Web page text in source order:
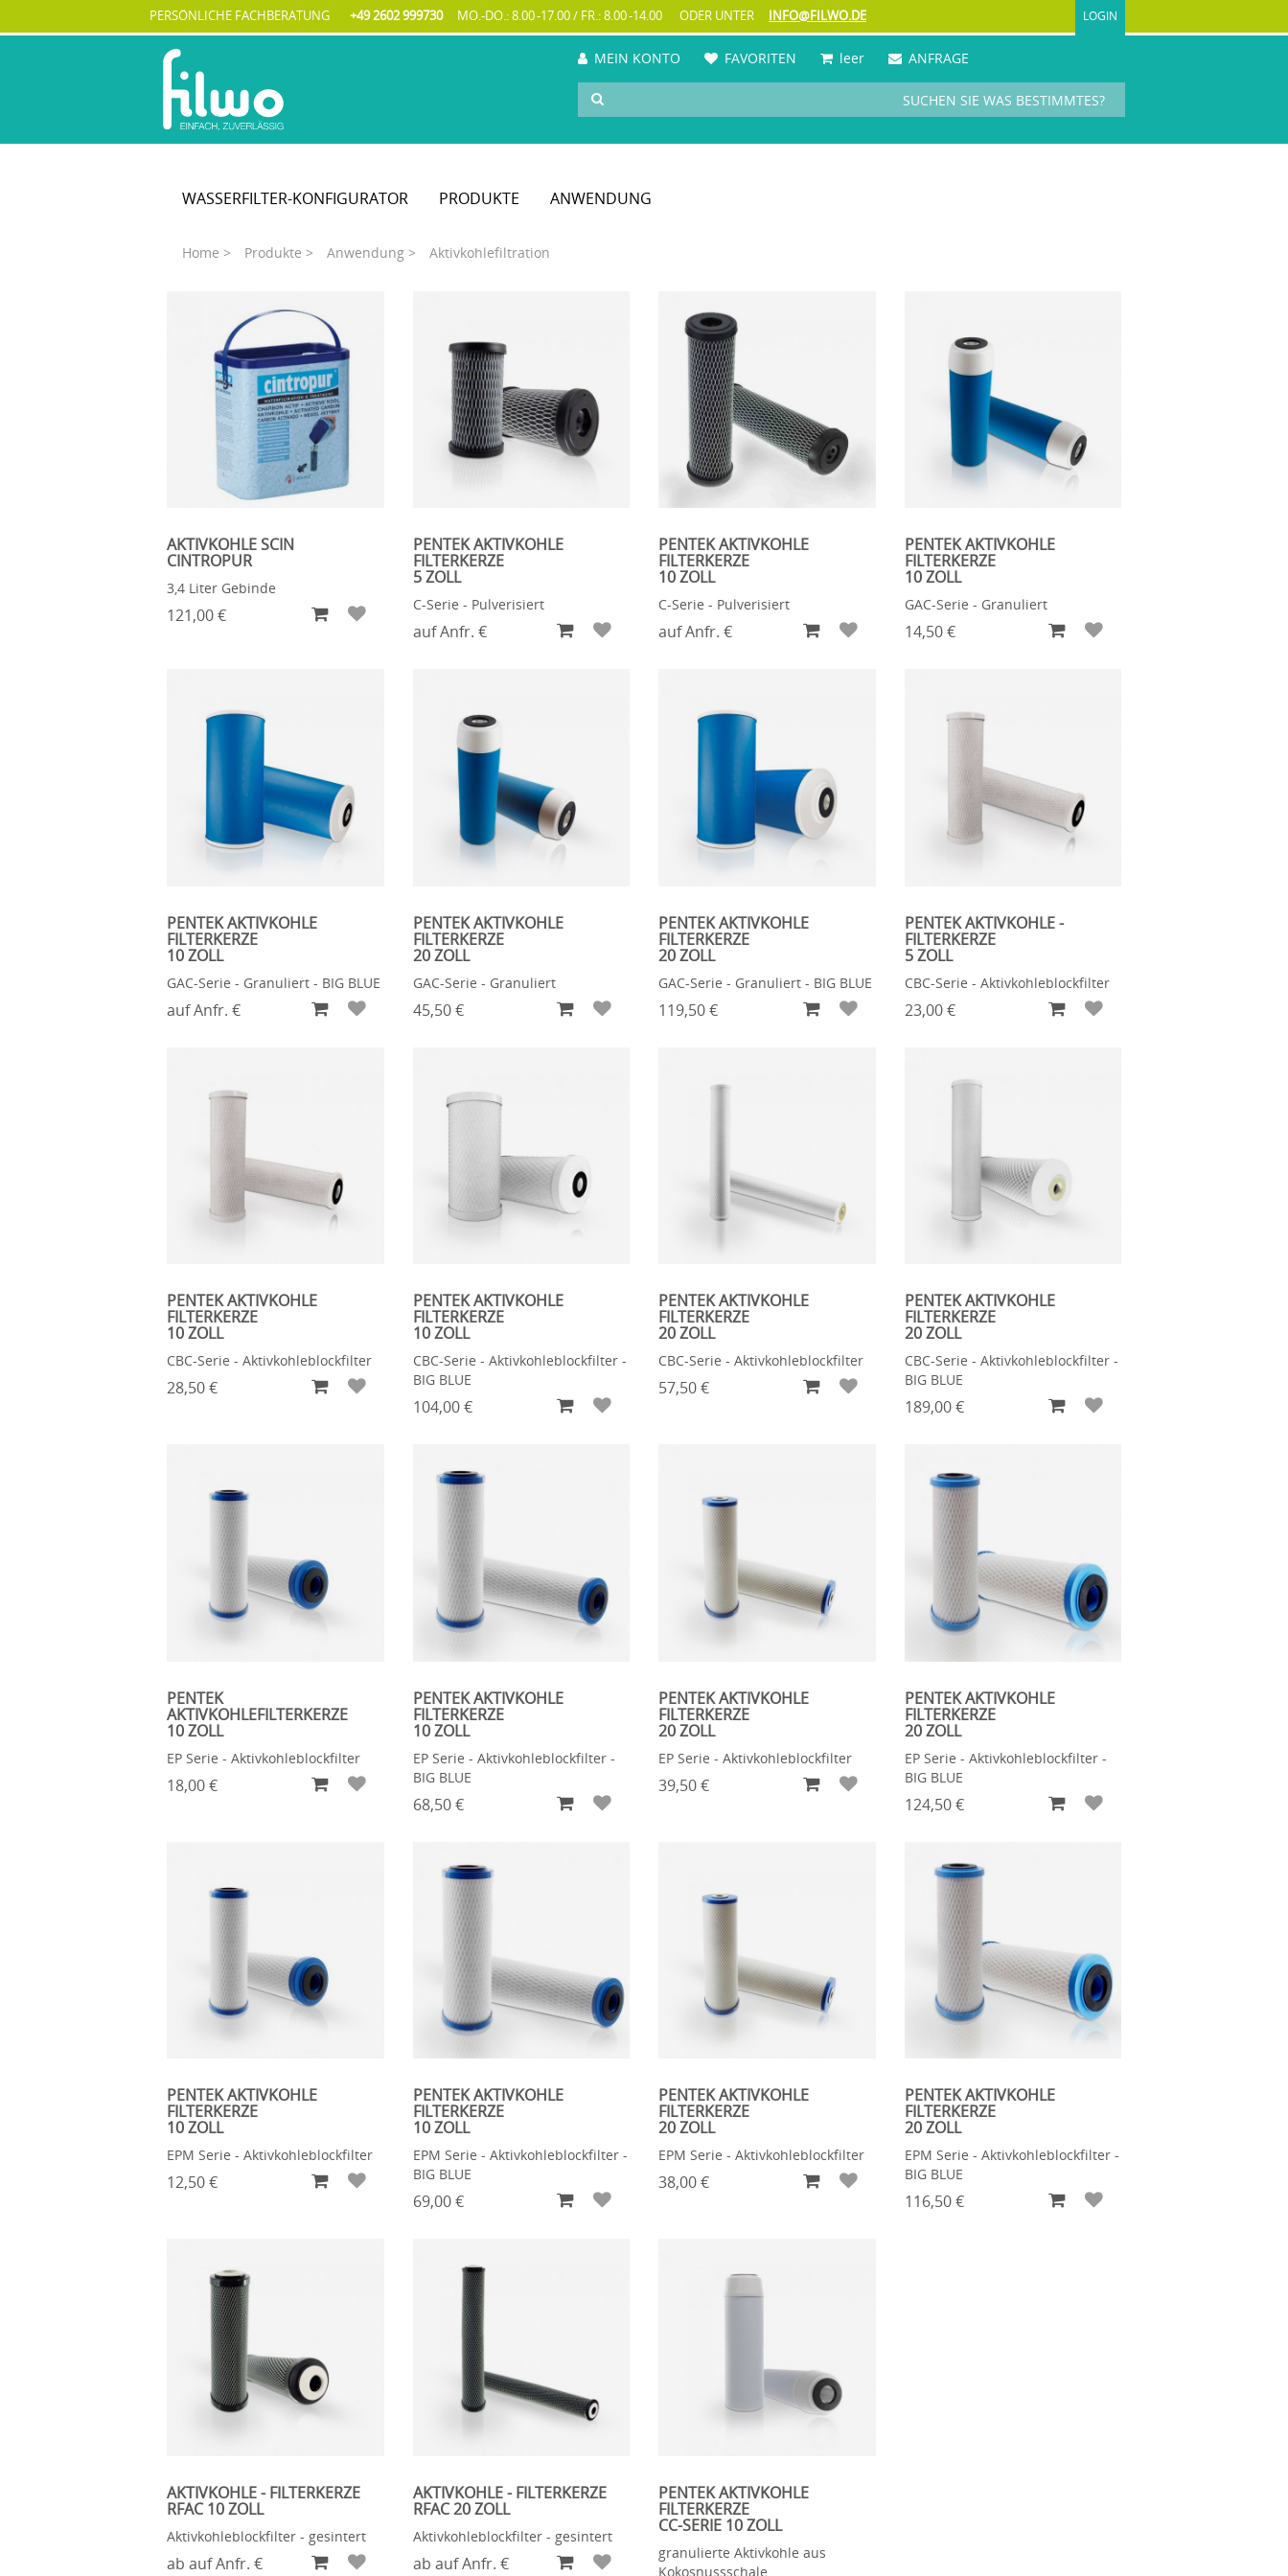
PERSÖNLICHE FACHBERATUNG +49 2602 999730 MO.-DO.: 8.00 -17.00 / FR.: 8.00 -14.00 ODER UNTER INFO@FILWO.DE LOGIN
MEIN KONTO FAVORITEN leer ANFRAGE
WASSERFILTER-KONFIGURATOR PRODUKTE ANWENDUNG
Home > Produkte > Anwendung > Aktivkohlefiltration
AKTIVKOHLE SCIN
CINTROPUR
3,4 Liter Gebinde
121,00 €
PENTEK AKTIVKOHLE
FILTERKERZE
5 ZOLL
C-Serie - Pulverisiert
auf Anfr. €
PENTEK AKTIVKOHLE
FILTERKERZE
10 ZOLL
C-Serie - Pulverisiert
auf Anfr. €
PENTEK AKTIVKOHLE
FILTERKERZE
10 ZOLL
GAC-Serie - Granuliert
14,50 €
PENTEK AKTIVKOHLE
FILTERKERZE
10 ZOLL
GAC-Serie - Granuliert - BIG BLUE
auf Anfr. €
PENTEK AKTIVKOHLE
FILTERKERZE
20 ZOLL
GAC-Serie - Granuliert
45,50 €
PENTEK AKTIVKOHLE
FILTERKERZE
20 ZOLL
GAC-Serie - Granuliert - BIG BLUE
119,50 €
PENTEK AKTIVKOHLE -
FILTERKERZE
5 ZOLL
CBC-Serie - Aktivkohleblockfilter
23,00 €
PENTEK AKTIVKOHLE
FILTERKERZE
10 ZOLL
CBC-Serie - Aktivkohleblockfilter
28,50 €
PENTEK AKTIVKOHLE
FILTERKERZE
10 ZOLL
CBC-Serie - Aktivkohleblockfilter -
BIG BLUE
104,00 €
PENTEK AKTIVKOHLE
FILTERKERZE
20 ZOLL
CBC-Serie - Aktivkohleblockfilter
57,50 €
PENTEK AKTIVKOHLE
FILTERKERZE
20 ZOLL
CBC-Serie - Aktivkohleblockfilter -
BIG BLUE
189,00 €
PENTEK
AKTIVKOHLEFILTERKERZE
10 ZOLL
EP Serie - Aktivkohleblockfilter
18,00 €
PENTEK AKTIVKOHLE
FILTERKERZE
10 ZOLL
EP Serie - Aktivkohleblockfilter -
BIG BLUE
68,50 €
PENTEK AKTIVKOHLE
FILTERKERZE
20 ZOLL
EP Serie - Aktivkohleblockfilter
39,50 €
PENTEK AKTIVKOHLE
FILTERKERZE
20 ZOLL
EP Serie - Aktivkohleblockfilter -
BIG BLUE
124,50 €
PENTEK AKTIVKOHLE
FILTERKERZE
10 ZOLL
EPM Serie - Aktivkohleblockfilter
12,50 €
PENTEK AKTIVKOHLE
FILTERKERZE
10 ZOLL
EPM Serie - Aktivkohleblockfilter -
BIG BLUE
69,00 €
PENTEK AKTIVKOHLE
FILTERKERZE
20 ZOLL
EPM Serie - Aktivkohleblockfilter
38,00 €
PENTEK AKTIVKOHLE
FILTERKERZE
20 ZOLL
EPM Serie - Aktivkohleblockfilter -
BIG BLUE
116,50 €
AKTIVKOHLE - FILTERKERZE
RFAC 10 ZOLL
Aktivkohleblockfilter - gesintert
ab auf Anfr. €
AKTIVKOHLE - FILTERKERZE
RFAC 20 ZOLL
Aktivkohleblockfilter - gesintert
ab auf Anfr. €
PENTEK AKTIVKOHLE
FILTERKERZE
CC-SERIE 10 ZOLL
granulierte Aktivkohle aus
Kokosnussschale